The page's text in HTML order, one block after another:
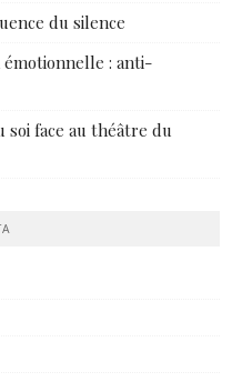
du silence
émotionnelle : anti-
soi face au théâtre du